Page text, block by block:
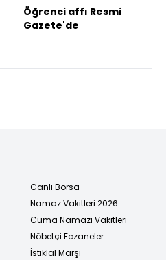
Öğrenci affı Resmi
Gazete'de
Canlı Borsa
Namaz Vakitleri 2026
Cuma Namazı Vakitleri
Nöbetçi Eczaneler
İstiklal Marşı